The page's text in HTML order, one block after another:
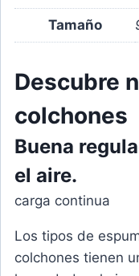
Tamaño
Descubre
colchones
Buena
el aire.
carga continua
Los tipos de
colchones tienen